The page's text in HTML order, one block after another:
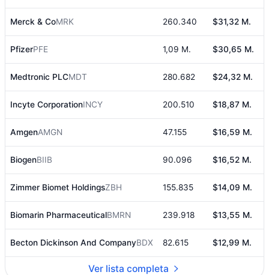
Merck & CoMRK 260.340 $31,32 M.
PfizerPFE 1,09 M. $30,65 M.
Medtronic PLCMDT 280.682 $24,32 M.
Incyte CorporationINCY 200.510 $18,87 M.
AmgenAMGN 47.155 $16,59 M.
BiogenBIIB 90.096 $16,52 M.
Zimmer Biomet HoldingsZBH 155.835 $14,09 M.
Biomarin PharmaceuticalBMRN 239.918 $13,55 M.
Becton Dickinson And CompanyBDX 82.615 $12,99 M.
Ver lista completa